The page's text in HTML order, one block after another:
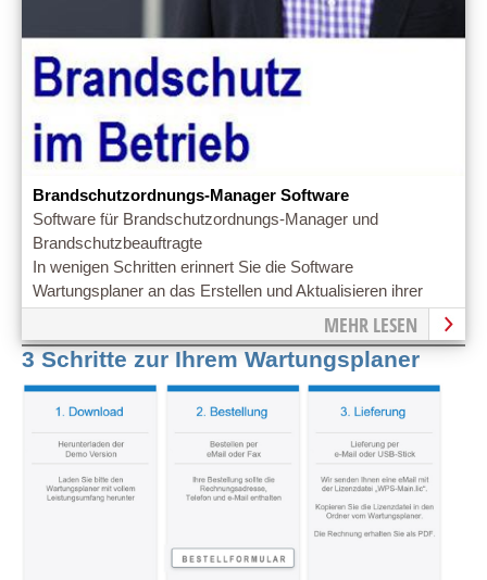
Brandschutzordnungs-Manager Software
Software für Brandschutzordnungs-Manager und
Brandschutzbeauftragte
In wenigen Schritten erinnert Sie die Software
Wartungsplaner an das Erstellen und Aktualisieren ihrer
rechtskonformen Brandschutzordnungen nach DIN 14096.
MEHR LESEN
3 Schritte zur Ihrem Wartungsplaner